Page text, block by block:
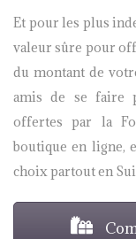
Et pour les plus
valeur sûre pour
du montant de
amis de se faire
offertes par la
boutique en ligne,
choix partout en